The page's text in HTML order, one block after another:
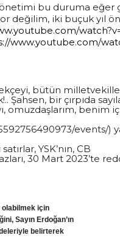
bu duruma eğer
değilim, iki buçuk yıl
www.youtube.com/
bütün
Şahsen, bir çırpıda
omuzdaşlarım, benim
events/)
YSK’nın, CB
30 Mart 2023’te
olabilmek için
Sayın Erdoğan’ın
belirterek